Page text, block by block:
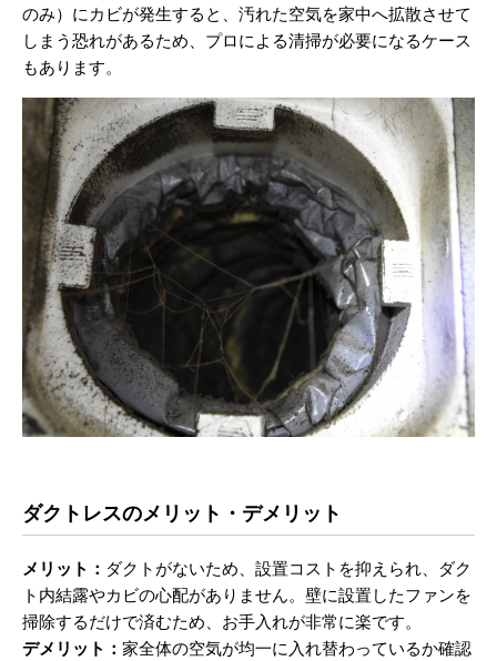
のみ）にカビが発生すると、汚れた空気を家中へ拡散させて
しまう恐れがあるため、プロによる清掃が必要になるケース
もあります。
ダクトレスのメリット・デメリット
メリット： ダクトがないため、設置コストを抑えられ、ダク
ト内結露やカビの心配がありません。壁に設置したファンを
掃除するだけで済むため、お手入れが非常に楽です。
デメリット： 家全体の空気が均一に入れ替わっているか確認